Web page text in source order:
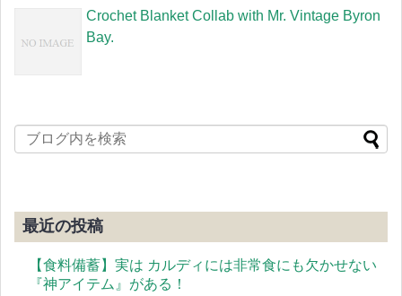
Crochet Blanket Collab with Mr. Vintage Byron
Bay.
最近の投稿
【食料備蓄】実は カルディには非常食にも欠かせない
『神アイテム』がある！